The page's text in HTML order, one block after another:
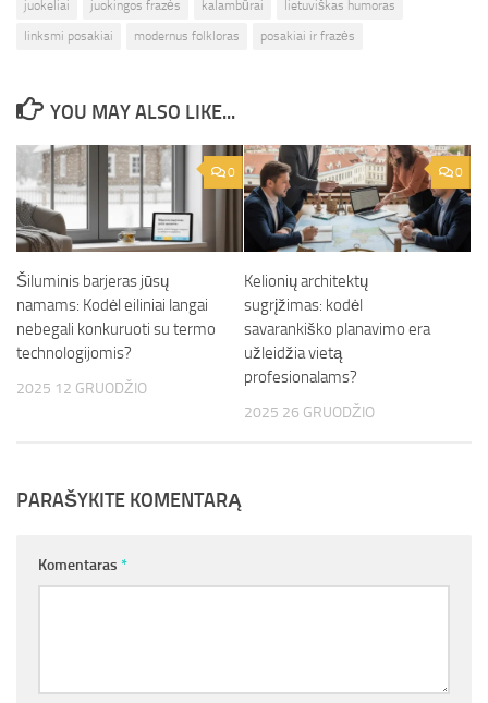
juokeliai juokingos frazės kalambūrai
lietuviškas humoras
linksmi posakiai
modernus folkloras posakiai ir frazės
YOU MAY ALSO LIKE...
0
Šiluminis barjeras jūsų
namams: Kodėl eiliniai langai
nebegali konkuruoti su termo
technologijomis?
2025 12 GRUODŽIO
0
Kelionių architektų
sugrįžimas: kodėl
savarankiško planavimo era
užleidžia vietą
profesionalams?
2025 26 GRUODŽIO
PARAŠYKITE KOMENTARĄ
Komentaras *